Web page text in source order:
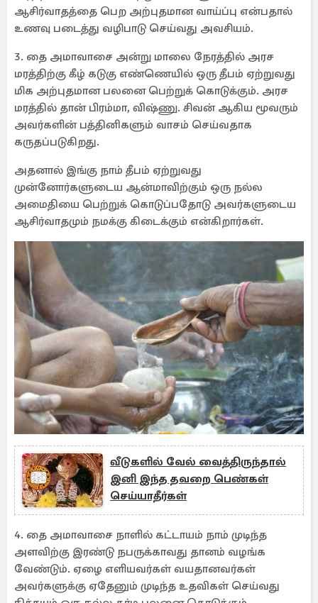
ஆசிர்வாதத்தை பெற அற்புதமான வாய்ப்பு என்பதால்
உணவு படைத்து வழிபாடு செய்வது அவசியம்.
3. தை அமாவாசை அன்று மாலை நேரத்தில் அரச
மரத்திற்கு கீழ் கடுகு எண்ணெயில் ஒரு தீபம் ஏற்றுவது
மிக அற்புதமான பலனை பெற்றுக் கொடுக்கும். அரச
மரத்தில் தான் பிரம்மா, விஷ்ணு. சிவன் ஆகிய மூவரும்
அவர்களின் பத்தினிகளும் வாசம் செய்வதாக
கருதப்படுகிறது.
அதனால் இங்கு நாம் தீபம் ஏற்றுவது
முன்னோர்களுடைய ஆன்மாவிற்கும் ஒரு நல்ல
அமைதியை பெற்றுக் கொடுப்பதோடு அவர்களுடைய
ஆசிர்வாதமும் நமக்கு கிடைக்கும் என்கிறார்கள்.
வீடுகளில் வேல் வைத்திருந்தால்
இனி இந்த தவறை பெண்கள்
செய்யாதீர்கள்
4. தை அமாவாசை நாளில் கட்டாயம் நாம் முடிந்த
அளவிற்கு இரண்டு நபருக்காவது தானம் வழங்க
வேண்டும். ஏழை எளியவர்கள் வயதானவர்கள்
அவர்களுக்கு ஏதேனும் முடிந்த உதவிகள் செய்வது